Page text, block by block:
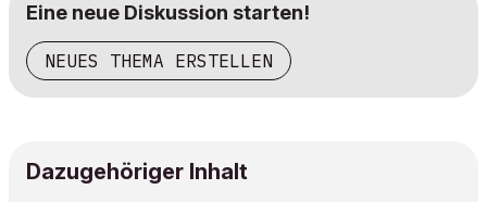
Eine neue Diskussion starten!
NEUES THEMA ERSTELLEN
Dazugehöriger Inhalt